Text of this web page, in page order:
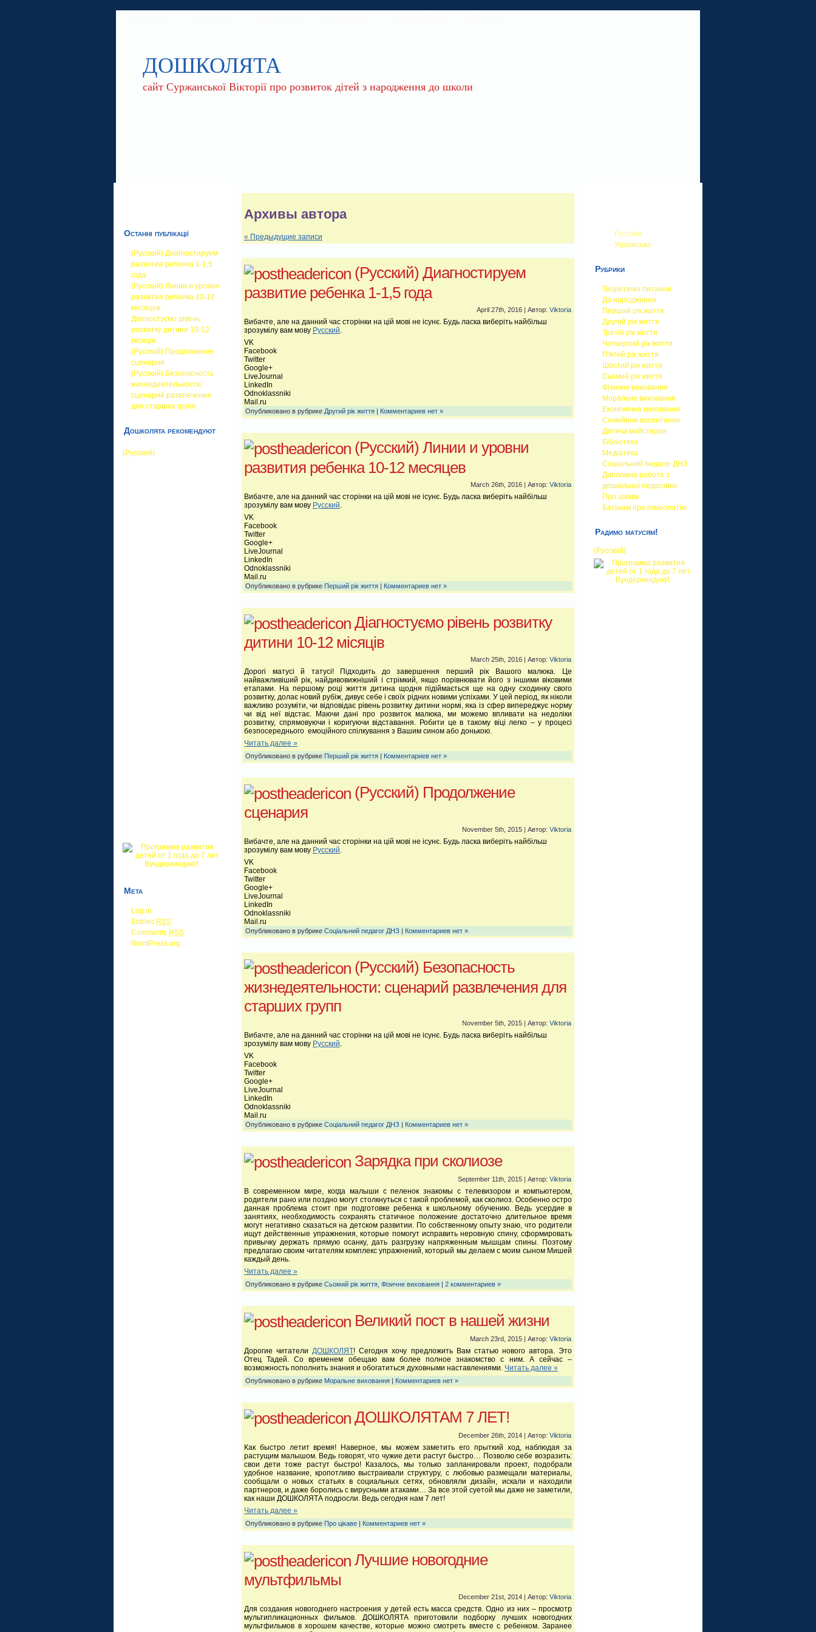
ДОШКОЛЯТА
сайт Суржанської Вікторії про розвиток дітей з народження до школи
Останні публікації
(Русский) Диагностируем
развитие ребенка 1-1,5
года
(Русский) Линии и уровни
развития ребенка 10-12
месяцев
Діагностуємо рівень
розвитку дитини 10-12
місяців
(Русский) Продолжение
сценария
(Русский) Безопасность
жизнедеятельности:
сценарий развлечения
для старших групп
Дошколята рекомендуют
(Русский)
Мета
Log in
Entries RSS
Comments RSS
WordPress.org
Архивы автора
« Предыдущие записи
(Русский) Диагностируем
развитие ребенка 1-1,5 года
April 27th, 2016 | Автор: Viktoria
Вибачте, але на данний час сторінки на цій мові не ісунє. Будь ласка виберіть найбільш
зрозумілу вам мову Русский.
VK
Facebook
Twitter
Google+
LiveJournal
LinkedIn
Odnoklassniki
Mail.ru
Опубликовано в рубрике Другий рік життя | Комментариев нет »
(Русский) Линии и уровни
развития ребенка 10-12 месяцев
March 26th, 2016 | Автор: Viktoria
Вибачте, але на данний час сторінки на цій мові не ісунє. Будь ласка виберіть найбільш
зрозумілу вам мову Русский.
VK
Facebook
Twitter
Google+
LiveJournal
LinkedIn
Odnoklassniki
Mail.ru
Опубликовано в рубрике Перший рік життя | Комментариев нет »
Діагностуємо рівень розвитку
дитини 10-12 місяців
March 25th, 2016 | Автор: Viktoria
Дорогі матусі й татусі! Підходить до завершення перший рік Вашого малюка. Це
найважливіший рік, найдивовижніший і стрімкий, якщо порівнювати його з іншими віковими
етапами. На першому році життя дитина щодня підіймається ще на одну сходинку свого
розвитку, долає новий рубіж, дивує себе і своїх рідних новими успіхами. У цей період, як ніколи
важливо розуміти, чи відповідає рівень розвитку дитини нормі, яка із сфер випереджує норму
чи від неї відстає. Маючи дані про розвиток малюка, ми можемо впливати на недоліки
розвитку, спрямовуючи і коригуючи відставання. Робити це в такому віці легко – у процесі
безпосереднього емоційного спілкування з Вашим сином або донькою.
Читать далее »
Опубликовано в рубрике Перший рік життя | Комментариев нет »
(Русский) Продолжение
сценария
November 5th, 2015 | Автор: Viktoria
Вибачте, але на данний час сторінки на цій мові не ісунє. Будь ласка виберіть найбільш
зрозумілу вам мову Русский.
VK
Facebook
Twitter
Google+
LiveJournal
LinkedIn
Odnoklassniki
Mail.ru
Опубликовано в рубрике Соціальний педагог ДНЗ | Комментариев нет »
(Русский) Безопасность
жизнедеятельности: сценарий развлечения для
старших групп
November 5th, 2015 | Автор: Viktoria
Вибачте, але на данний час сторінки на цій мові не ісунє. Будь ласка виберіть найбільш
зрозумілу вам мову Русский.
VK
Facebook
Twitter
Google+
LiveJournal
LinkedIn
Odnoklassniki
Mail.ru
Опубликовано в рубрике Соціальний педагог ДНЗ | Комментариев нет »
Зарядка при сколиозе
September 11th, 2015 | Автор: Viktoria
В современном мире, когда малыши с пеленок знакомы с телевизором и компьютером,
родители рано или поздно могут столкнуться с такой проблемой, как сколиоз. Особенно остро
данная проблема стоит при подготовке ребенка к школьному обучению. Ведь усердие в
занятиях, необходимость сохранять статичное положение достаточно длительное время
могут негативно сказаться на детском развитии. По собственному опыту знаю, что родители
ищут действенные упражнения, которые помогут исправить неровную спину, сформировать
привычку держать прямую осанку, дать разгрузку напряженным мышцам спины. Поэтому
предлагаю своим читателям комплекс упражнений, который мы делаем с моим сыном Мишей
каждый день.
Читать далее »
Опубликовано в рубрике Сьомий рік життя Фізичне виховання | 2 комментариев »
Великий пост в нашей жизни
March 23rd, 2015 | Автор: Viktoria
Дорогие читателиДОШКОЛЯТ! Сегодня хочу предложить Вам статью нового автора. Это
Отец Тадей. Со временем обещаю вам более полное знакомство с ним. А сейчас –
возможность пополнить знания и обогатиться духовными наставлениями. Читать далее »
Опубликовано в рубрике Моральне виховання | Комментариев нет »
ДОШКОЛЯТАМ 7 ЛЕТ!
December 26th, 2014 | Автор: Viktoria
Как быстро летит время! Наверное, мы можем заметить его прыткий ход, наблюдая за
растущим малышом. Ведь говорят, что чужие дети растут быстро… Позволю себе возразить:
свои дети тоже растут быстро! Казалось, мы только запланировали проект, подобрали
удобное название, кропотливо выстраивали структуру, с любовью размещали материалы,
сообщали о новых статьях в социальных сетях, обновляли дизайн, искали и находили
партнеров, и даже боролись с вирусными атаками… За все этой суетой мы даже не заметили,
как наши ДОШКОЛЯТА подросли. Ведь сегодня нам 7 лет!
Читать далее »
Опубликовано в рубрике Про цікаве | Комментариев нет »
Лучшие новогодние
мультфильмы
December 21st, 2014 | Автор: Viktoria
Для создания новогоднего настроения у детей есть масса средств. Одно из них – просмотр
мультипликационных фильмов. ДОШКОЛЯТА приготовили подборку лучших новогодних
мультфильмов в хорошем качестве, которые можно смотреть вместе с ребенком. Заранее
Русский
Українська
Рубрики
Теоретичні питання
До народження
Перший рік життя
Другий рік життя
Третій рік життя
Четвертий рік життя
П'ятий рік життя
Шостий рік життя
Сьомий рік життя
Фізичне виховання
Моральне виховання
Економічне виховання
Семейное воспитание
Дитяча майстерня
Бібліотека
Медіатека
Соціальний педагог ДНЗ
Дипломна робота з
дошкільної педагогіки
Про цікаве
Батькам про гомеопатію
Радимо матусям!
(Русский)